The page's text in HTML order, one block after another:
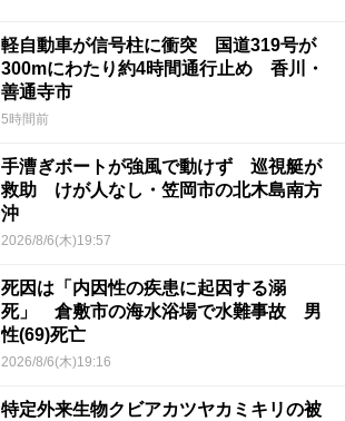
軽自動車が信号柱に衝突 国道319号が
300mにわたり約4時間通行止め 香川・
善通寺市
5時間前
手漕ぎボートが強風で動けず 巡視艇が
救助 けが人なし・笠岡市の北木島南方
沖
2026/8/6(木)19:57
死因は「内因性の疾患に起因する溺
死」 倉敷市の海水浴場で水難事故 男
性(69)死亡
2026/8/6(木)19:16
特定外来生物クビアカツヤカミキリの被